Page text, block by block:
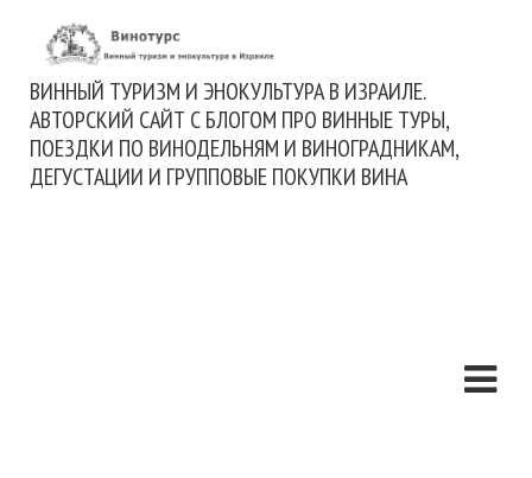
ВИННЫЙ ТУРИЗМ И ЭНОКУЛЬТУРА В ИЗРАИЛЕ.
АВТОРСКИЙ САЙТ С БЛОГОМ ПРО ВИННЫЕ ТУРЫ,
ПОЕЗДКИ ПО ВИНОДЕЛЬНЯМ И ВИНОГРАДНИКАМ,
ДЕГУСТАЦИИ И ГРУППОВЫЕ ПОКУПКИ ВИНА